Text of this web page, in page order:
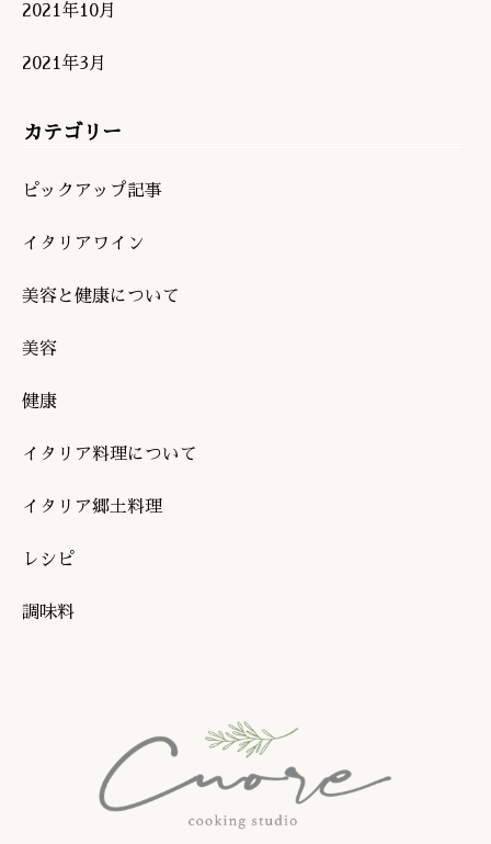
2021年10月
2021年3月
カテゴリー
ピックアップ記事
イタリアワイン
美容と健康について
美容
健康
イタリア料理について
イタリア郷土料理
レシピ
調味料